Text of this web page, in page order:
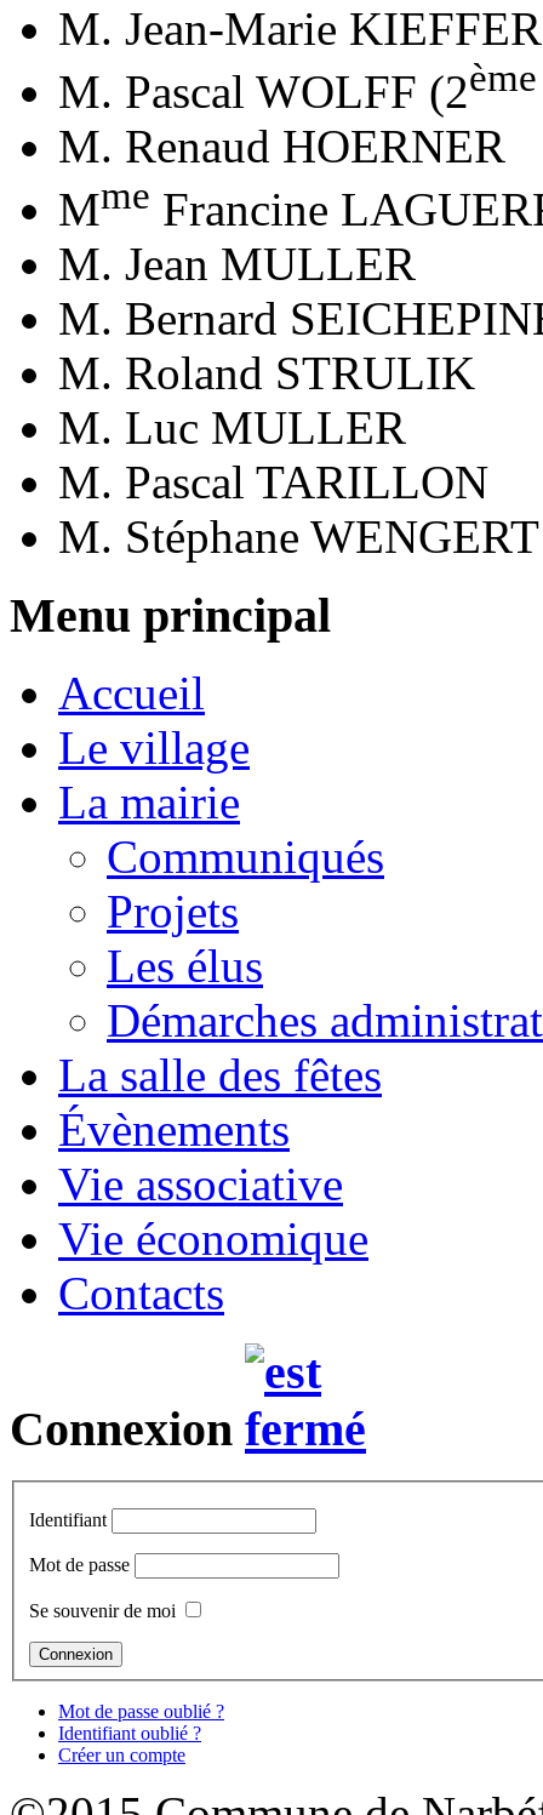
M. Jean-Marie
M. Pascal WOLFF (2ème
M. Renaud HOERNER
Mme Francine
M. Jean MULLER
M. Bernard
M. Roland STRULIK
M. Luc MULLER
M. Pascal TARILLON
M. Stéphane WENGERT
Menu principal
Accueil
Le village
La mairie
Communiqués
Projets
Les élus
Démarches
La salle des fêtes
Évènements
Vie associative
Vie économique
Contacts
Connexion
Identifiant
Mot de passe
Se souvenir de moi
Mot de passe oublié ?
Identifiant oublié ?
Créer un compte